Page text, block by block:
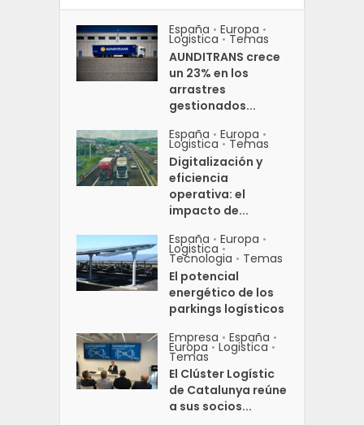
España • Europa •
Logistica • Temas
AUNDITRANS crece
un 23% en los
arrastres
gestionados...
España • Europa •
Logistica • Temas
Digitalización y
eficiencia
operativa: el
impacto de...
España • Europa •
Logistica •
Tecnologia • Temas
El potencial
energético de los
parkings logísticos
Empresa • España •
Europa • Logistica •
Temas
El Clúster Logístic
de Catalunya reúne
a sus socios...